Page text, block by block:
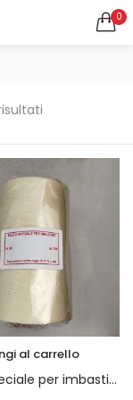
0
al carrello
Filato speciale per imbastire n. 30 gr. 250